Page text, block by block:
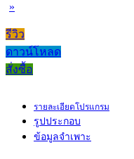
»
รีวิว
ดาวน์โหลด
สั่งซื้อ
รายละเอียดโปรแกรม
รูปประกอบ
ข้อมูลจำเพาะ